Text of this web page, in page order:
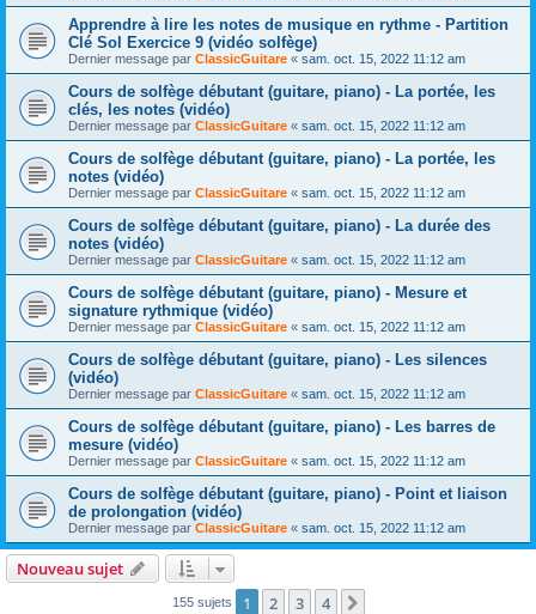
Apprendre à lire les notes de musique en rythme - Partition
Clé Sol Exercice 9 (vidéo solfège)
Dernier message par ClassicGuitare « sam. oct. 15, 2022 11:12 am
Cours de solfège débutant (guitare, piano) - La portée, les
clés, les notes (vidéo)
Dernier message par ClassicGuitare « sam. oct. 15, 2022 11:12 am
Cours de solfège débutant (guitare, piano) - La portée, les
notes (vidéo)
Dernier message par ClassicGuitare « sam. oct. 15, 2022 11:12 am
Cours de solfège débutant (guitare, piano) - La durée des
notes (vidéo)
Dernier message par ClassicGuitare « sam. oct. 15, 2022 11:12 am
Cours de solfège débutant (guitare, piano) - Mesure et
signature rythmique (vidéo)
Dernier message par ClassicGuitare « sam. oct. 15, 2022 11:12 am
Cours de solfège débutant (guitare, piano) - Les silences
(vidéo)
Dernier message par ClassicGuitare « sam. oct. 15, 2022 11:12 am
Cours de solfège débutant (guitare, piano) - Les barres de
mesure (vidéo)
Dernier message par ClassicGuitare « sam. oct. 15, 2022 11:12 am
Cours de solfège débutant (guitare, piano) - Point et liaison
de prolongation (vidéo)
Dernier message par ClassicGuitare « sam. oct. 15, 2022 11:12 am
Nouveau sujet
155 sujets 1 2 3 4